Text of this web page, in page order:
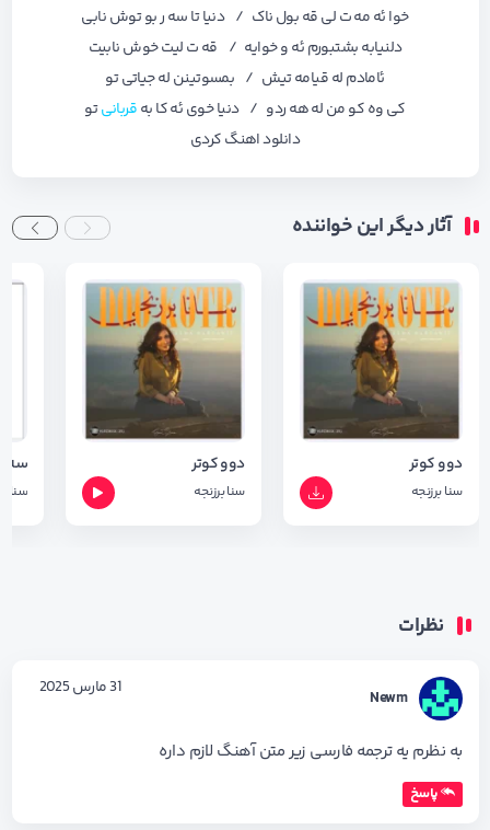
خوا ئه مه ت لی قه بول ناک / دنیا تا سه ر بو توش نابی
دلنیابه بشتبورم ئه و خوایه / قه ت لیت خوش نابیت
ئامادم له قیامه تیش / بمسوتینن له جیاتی تو
کی وه کو من له هه ردو / دنیا خوی ئه کا بهقربانیتو
دانلود اهنگ کردی
آثار دیگر این خواننده
دوو کوتر
سنا برزنجه
دوو کوتر
سنا برزنجه
سه
سنا
نظرات
Newm 31 مارس 2025
به نظرم یه ترجمه فارسی زیر متن آهنگ لازم داره
پاسخ